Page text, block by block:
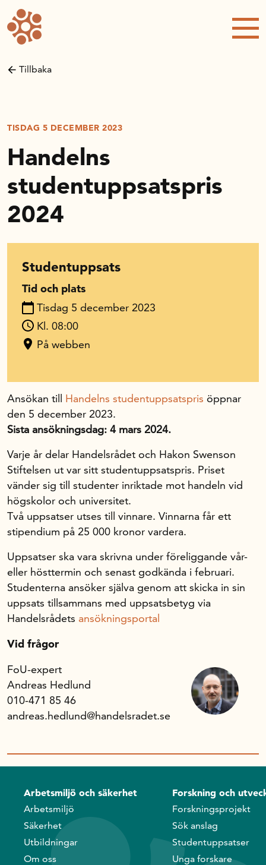
Forskning och utveckling
Kompetens och omställning
Kalender
Om oss
In English
Tillbaka
TISDAG 5 DECEMBER 2023
Handelns
studentuppsatspris
2024
Studentuppsats
Tid och plats
Tisdag 5 december 2023
Kl. 08:00
På webben
Ansökan till Handelns studentuppsatspris öppnar
den 5 december 2023.
Sista ansökningsdag: 4 mars 2024.
Varje år delar Handelsrådet och Hakon Swenson
Stiftelsen ut var sitt studentuppsatspris. Priset
vänder sig till studenter inriktade mot handeln vid
högskolor och universitet.
Två uppsatser utses till vinnare. Vinnarna får ett
stipendium på 25 000 kronor vardera.
Uppsatser ska vara skrivna under föreliggande vår-
eller hösttermin och senast godkända i februari.
Studenterna ansöker själva genom att skicka in sin
uppsats tillsammans med uppsatsbetyg via
Handelsrådets ansökningsportal
Vid frågor
FoU-expert
Andreas Hedlund
010-471 85 46
andreas.hedlund@handelsradet.se
Arbetsmiljö och säkerhet
Arbetsmiljö
Säkerhet
Utbildningar
Om oss
Forskning och
Forskningsprojekt
Sök anslag
Studentuppsatser
Unga forskare